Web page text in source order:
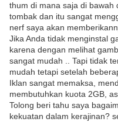
thum di mana saja di bawah
tombak dan itu sangat
nerf saya akan
Jika Anda tidak menginstal
karena dengan melihat
sangat mudah .. Tapi tidak
mudah tetapi setelah
Iklan sangat memaksa,
membutuhkan kuota 2GB,
Tolong beri tahu saya
kekuatan dalam kerajinan?